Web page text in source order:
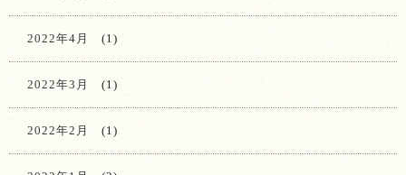
2022年4月 (1)
2022年3月 (1)
2022年2月 (1)